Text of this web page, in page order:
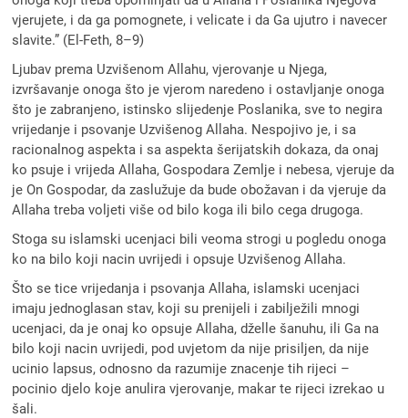
vjerujete, i da ga pomognete, i velicate i da Ga ujutro i navecer
slavite.” (El-Feth, 8–9)
Ljubav prema Uzvišenom Allahu, vjerovanje u Njega,
izvršavanje onoga što je vjerom naredeno i ostavljanje onoga
što je zabranjeno, istinsko slijedenje Poslanika, sve to negira
vrijedanje i psovanje Uzvišenog Allaha. Nespojivo je, i sa
racionalnog aspekta i sa aspekta šerijatskih dokaza, da onaj
ko psuje i vrijeda Allaha, Gospodara Zemlje i nebesa, vjeruje da
je On Gospodar, da zaslužuje da bude obožavan i da vjeruje da
Allaha treba voljeti više od bilo koga ili bilo cega drugoga.
Stoga su islamski ucenjaci bili veoma strogi u pogledu onoga
ko na bilo koji nacin uvrijedi i opsuje Uzvišenog Allaha.
Što se tice vrijedanja i psovanja Allaha, islamski ucenjaci
imaju jednoglasan stav, koji su prenijeli i zabilježili mnogi
ucenjaci, da je onaj ko opsuje Allaha, dželle šanuhu, ili Ga na
bilo koji nacin uvrijedi, pod uvjetom da nije prisiljen, da nije
ucinio lapsus, odnosno da razumije znacenje tih rijeci –
pocinio djelo koje anulira vjerovanje, makar te rijeci izrekao u
šali.